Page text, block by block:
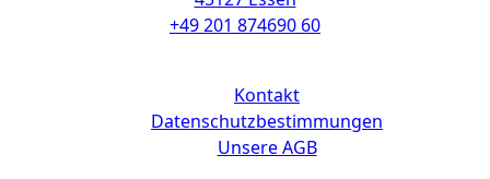
+49 201 874690 60
Kontakt
Datenschutzbestimmungen
Unsere AGB